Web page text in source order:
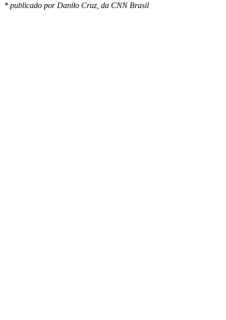
* publicado por Danilo Cruz, da CNN Brasil